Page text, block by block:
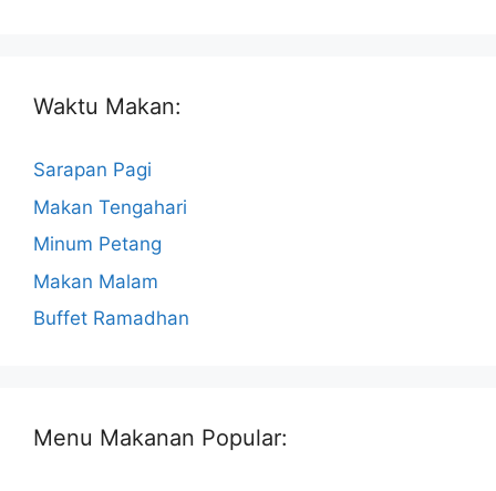
Waktu Makan:
Sarapan Pagi
Makan Tengahari
Minum Petang
Makan Malam
Buffet Ramadhan
Menu Makanan Popular: